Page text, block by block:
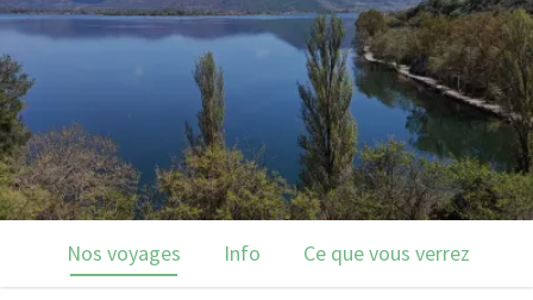
Nos voyages Info Ce que vous verrez